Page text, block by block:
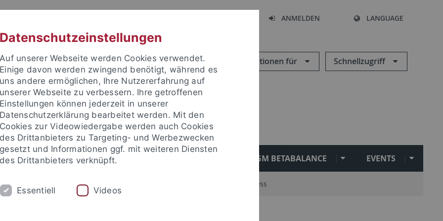
ANMELDEN LANGUAGE
Informationen für Schnellzugriff
UND FITNESSHALLE SGM BETABALANCE EVENTS
Exkursionen Pausenexpress
Datenschutzeinstellungen
Auf unserer Webseite werden Cookies verwendet.
Einige davon werden zwingend benötigt, während es
uns andere ermöglichen, Ihre Nutzererfahrung auf
unserer Webseite zu verbessern. Ihre getroffenen
Einstellungen können jederzeit in unserer
Datenschutzerklärung bearbeitet werden. Mit den
Cookies zur Videowiedergabe werden auch Cookies
des Drittanbieters zu Targeting- und Werbezwecken
gesetzt und Informationen ggf. mit weiteren Diensten
des Drittanbieters verknüpft.
Essentiell Videos